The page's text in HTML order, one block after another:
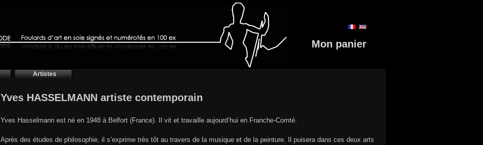
Mon panier
Artistes
Yves HASSELMANN artiste contemporain
Yves Hasselmann est né en 1948 à Belfort (France). Il vit et travaille aujourd’hui en Franche-Comté.
Après des études de philosophie, il s’exprime très tôt au travers de la musique et de la peinture. Il puisera dans ces deux arts